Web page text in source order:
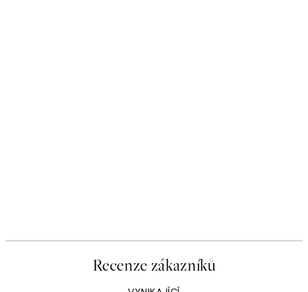
Recenze zákazníků